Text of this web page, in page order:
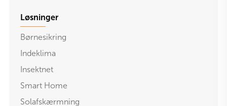
Løsninger
Børnesikring
Indeklima
Insektnet
Smart Home
Solafskærmning